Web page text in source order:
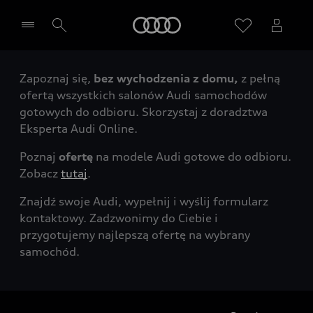
Wybierz Twojego Partnera Audi
Zapoznaj się, bez wychodzenia z domu, z pełną
ofertą wszystkich salonów Audi samochodów
gotowych do odbioru. Skorzystaj z doradztwa
Eksperta Audi Online.
Poznaj ofertę na modele Audi gotowe do odbioru.
Zobacz tutaj.
Znajdź swoje Audi, wypełnij i wyślij formularz
kontaktowy. Zadzwonimy do Ciebie i
przygotujemy najlepszą ofertę na wybrany
samochód.